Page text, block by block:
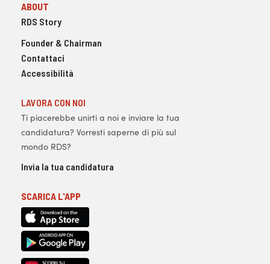
ABOUT
RDS Story
Founder & Chairman
Contattaci
Accessibilità
LAVORA CON NOI
Ti piacerebbe unirti a noi e inviare la tua
candidatura? Vorresti saperne di più sul
mondo RDS?
Invia la tua candidatura
SCARICA L'APP